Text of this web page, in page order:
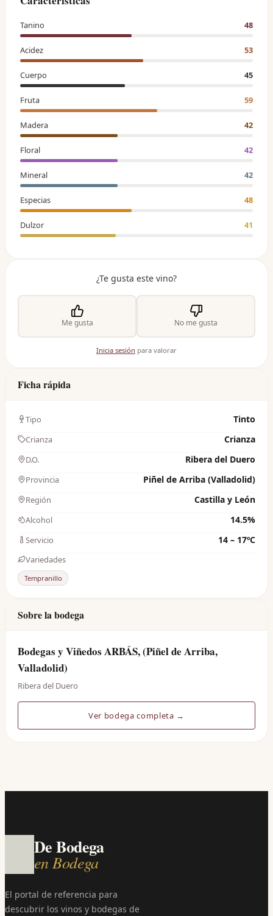
Tanino 48
Acidez 53
Cuerpo 45
Fruta 59
Madera 42
Floral 42
Mineral 42
Especias 48
Dulzor 41
¿Te gusta este vino?
Me gusta No me gusta
Inicia sesión para valorar
Ficha rápida
Tipo Tinto
Crianza Crianza
D.O. Ribera del Duero
Provincia Piñel de Arriba (Valladolid)
Región Castilla y León
Alcohol 14.5%
Servicio 14 – 17ºC
Variedades
Tempranillo
Sobre la bodega
Bodegas y Viñedos ARBÁS, (Piñel de Arriba,
Valladolid)
Ribera del Duero
Ver bodega completa →
De Bodega
en Bodega
El portal de referencia para
descubrir los vinos y bodegas de